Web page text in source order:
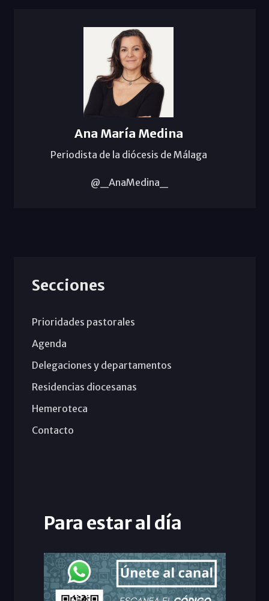
Ana María Medina
Periodista de la diócesis de Málaga
@_AnaMedina_
Secciones
Prioridades pastorales
Agenda
Delegaciones y departamentos
Residencias diocesanas
Hemeroteca
Contacto
Para estar al día